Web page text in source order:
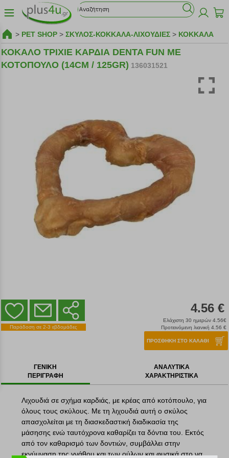
> PET SHOP > ΣΚΥΛΟΣ-ΚΟΚΚΑΛΑ-ΛΙΧΟΥΔΙΕΣ > ΚΟΚΚΑΛΑ
ΚΟΚΑΛΟ ΤΡΙΧΙΕ ΚΑΡΔΙΑ DENTA FUN ΜΕ
ΚΟΤΟΠΟΥΛΟ (14CM / 125GR) 136031521
Παράδοση σε 2-3 εβδομάδες
4.56 €
Ελάχιστη 30 ημερών 4.56€
Προτεινόμενη λιανική 4.56 €
ΠΡΟΣΘΗΚΗ ΣΤΟ ΚΑΛΑΘΙ
ΓΕΝΙΚΗ
ΠΕΡΙΓΡΑΦΗ
ΑΝΑΛΥΤΙΚΑ
ΧΑΡΑΚΤΗΡΙΣΤΙΚΑ
Λιχουδιά σε σχήμα καρδιάς, με κρέας από κοτόπουλο, για
όλους τους σκύλους. Με τη λιχουδιά αυτή ο σκύλος
απασχολείται με τη διασκεδαστική διαδικασία της
μάσησης ενώ ταυτόχρονα καθαρίζει τα δόντια του. Εκτός
από τον καθαρισμό των δοντιών, συμβάλλει στην
εκγύμναση της γνάθου και των ούλων και φυσικά στο να